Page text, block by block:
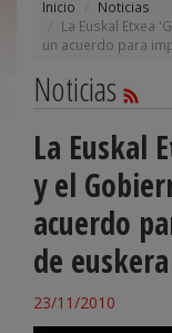
Inicio
Noticias
La Euskal Etxea
un acuerdo para
Noticias
La Euskal
y el
acuerdo
de euskera
23/11/2010